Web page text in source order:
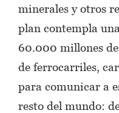
minerales y otros
plan contempla
60.000 millones
de ferrocarriles,
para comunicar a
resto del mundo: